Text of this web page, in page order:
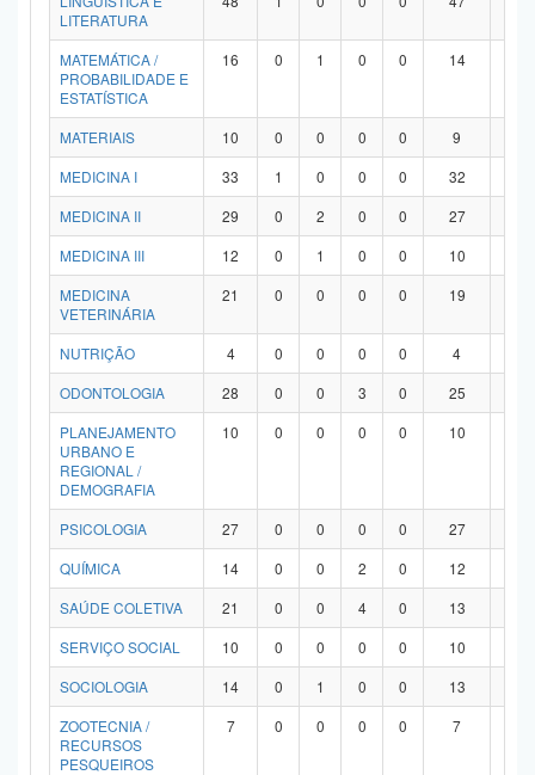
LITERATURA
MATEMÁTICA /
PROBABILIDADE E
ESTATÍSTICA
16 0 1 0 0 14
MATERIAIS 10 0 0 0 0 9
MEDICINA I
33 1 0 0 0 32
MEDICINA II
29 0 2 0 0 27
MEDICINA III
12 0 1 0 0 10
MEDICINA
VETERINÁRIA
21 0 0 0 0 19
NUTRIÇÃO 4 0 0 0 0 4
ODONTOLOGIA
28 0 0 3 0 25
PLANEJAMENTO
URBANO E
REGIONAL /
DEMOGRAFIA
10 0 0 0 0 10
PSICOLOGIA 27 0 0 0 0 27
QUÍMICA
14 0 0 2 0 12
SAÚDE COLETIVA
21 0 0 4 0 13
SERVIÇO SOCIAL
10 0 0 0 0 10
SOCIOLOGIA
14 0 1 0 0 13
ZOOTECNIA /
RECURSOS
PESQUEIROS
7 0 0 0 0 7